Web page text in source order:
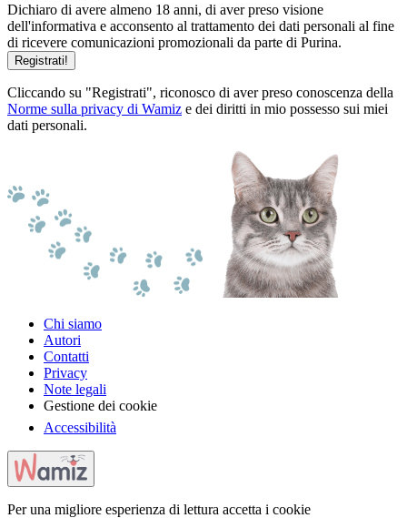
Dichiaro di avere almeno 18 anni, di aver preso visione
dell'informativa e acconsento al trattamento dei dati personali al fine
di ricevere comunicazioni promozionali da parte di Purina.
Registrati!
Cliccando su "Registrati", riconosco di aver preso conoscenza della
Norme sulla privacy di Wamiz e dei diritti in mio possesso sui miei
dati personali.
Chi siamo
Autori
Contatti
Privacy
Note legali
Gestione dei cookie
Accessibilità
Per una migliore esperienza di lettura accetta i cookie